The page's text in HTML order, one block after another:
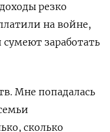
резко
на войне,
заработать
Мне попадалась
сколько